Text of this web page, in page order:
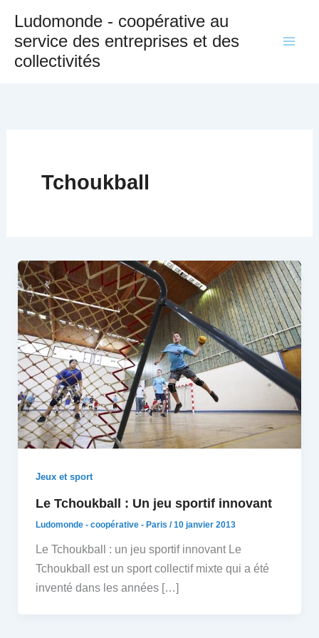
contenu
Ludomonde - coopérative au
service des entreprises et des
collectivités
Tchoukball
Jeux et sport
Le Tchoukball : Un jeu sportif innovant
Ludomonde - coopérative - Paris /10 janvier 2013
Le Tchoukball : un jeu sportif innovant Le
Tchoukball est un sport collectif mixte qui a été
inventé dans les années […]